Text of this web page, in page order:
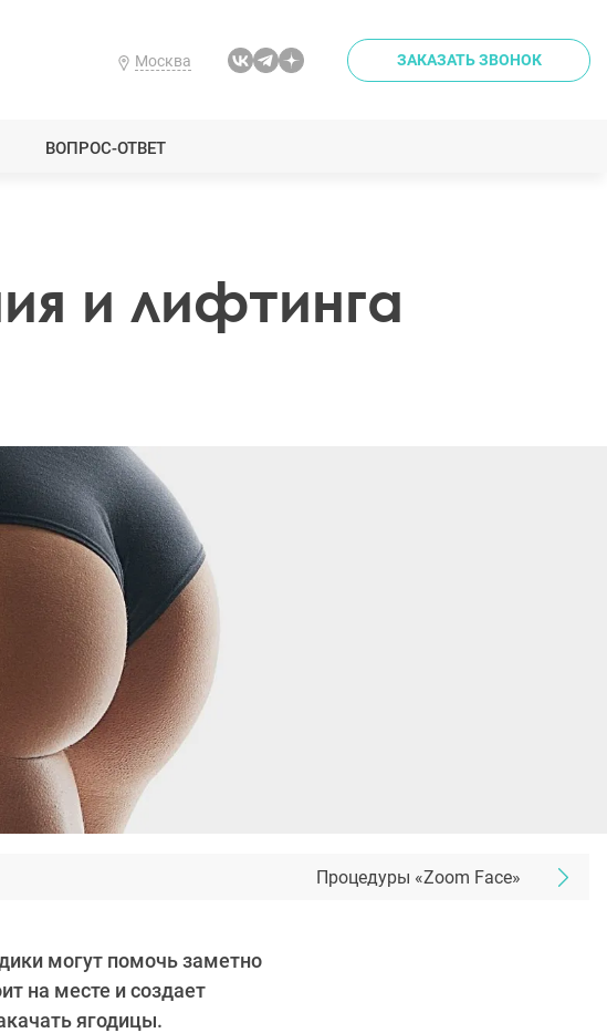
Москва ЗАКАЗАТЬ ЗВОНОК
ВОПРОС-ОТВЕТ
и лифтинга
Процедуры «Zoom Face»
могут помочь заметно
на месте и создает
ягодицы.